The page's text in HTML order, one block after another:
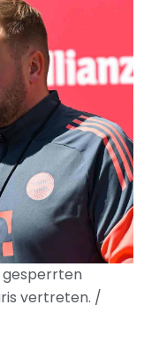
gesperrten
vertreten. /